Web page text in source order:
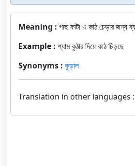
Meaning : গাছ কাটা ও কাঠ চেড়ার জন্য
Example :শ্যাম কুঠার দিয়ে কাঠ চিড়ছে
Synonyms : কুড়াল
Translation in other languages :